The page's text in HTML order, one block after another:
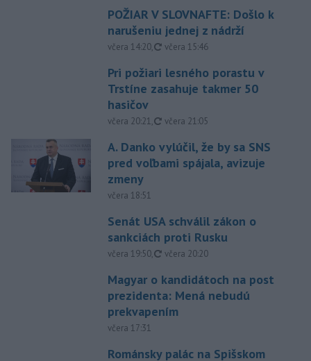
POŽIAR V SLOVNAFTE: Došlo k
narušeniu jednej z nádrží
včera 14:20, aktualizované
včera 15:46
Pri požiari lesného porastu v
Trstíne zasahuje takmer 50
hasičov
včera 20:21, aktualizované
včera 21:05
A. Danko vylúčil, že by sa SNS
pred voľbami spájala, avizuje
zmeny
včera 18:51
Senát USA schválil zákon o
sankciách proti Rusku
včera 19:50, aktualizované
včera 20:20
Magyar o kandidátoch na post
prezidenta: Mená nebudú
prekvapením
včera 17:31
Románsky palác na Spišskom